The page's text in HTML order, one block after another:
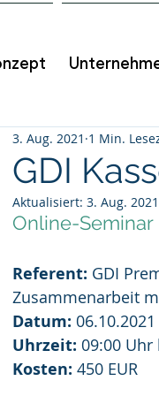
GDI
3. Aug. 2021 1 Min.
Aktualisiert: 3. Aug. 2021
Online-Seminar
Referent: GDI
Zusammenarbeit
Datum: 06.10.2021
Uhrzeit: 09:00 Uhr
Kosten: 450 EUR